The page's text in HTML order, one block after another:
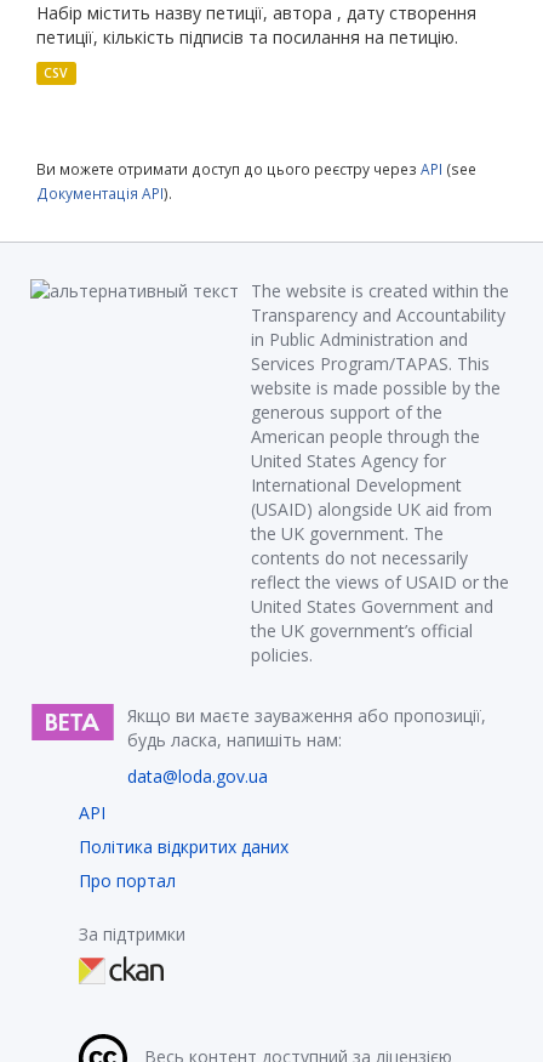
Набір містить назву петиції, автора , дату створення
петиції, кількість підписів та посилання на петицію.
CSV
Ви можете отримати доступ до цього реєстру через API (see
Документація API).
The website is created within the
Transparency and Accountability
in Public Administration and
Services Program/TAPAS. This
website is made possible by the
generous support of the
American people through the
United States Agency for
International Development
(USAID) alongside UK aid from
the UK government. The
contents do not necessarily
reflect the views of USAID or the
United States Government and
the UK government’s official
policies.
Якщо ви маєте зауваження або пропозиції,
будь ласка, напишіть нам:
data@loda.gov.ua
API
Політика відкритих даних
Про портал
За підтримки
Весь контент доступний за ліцензією